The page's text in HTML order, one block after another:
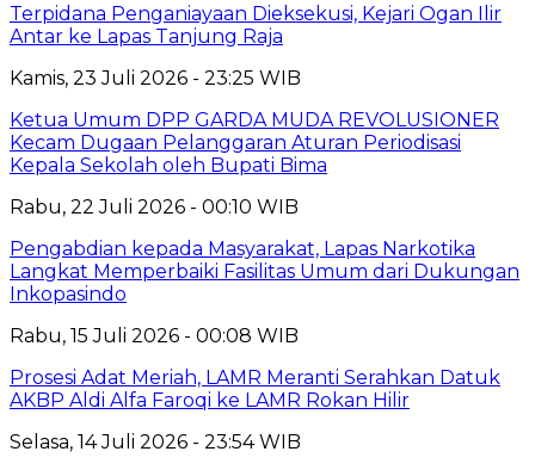
Terpidana Penganiayaan Dieksekusi, Kejari Ogan Ilir
Antar ke Lapas Tanjung Raja
Kamis, 23 Juli 2026 - 23:25 WIB
Ketua Umum DPP GARDA MUDA REVOLUSIONER
Kecam Dugaan Pelanggaran Aturan Periodisasi
Kepala Sekolah oleh Bupati Bima
Rabu, 22 Juli 2026 - 00:10 WIB
Pengabdian kepada Masyarakat, Lapas Narkotika
Langkat Memperbaiki Fasilitas Umum dari Dukungan
Inkopasindo
Rabu, 15 Juli 2026 - 00:08 WIB
Prosesi Adat Meriah, LAMR Meranti Serahkan Datuk
AKBP Aldi Alfa Faroqi ke LAMR Rokan Hilir
Selasa, 14 Juli 2026 - 23:54 WIB